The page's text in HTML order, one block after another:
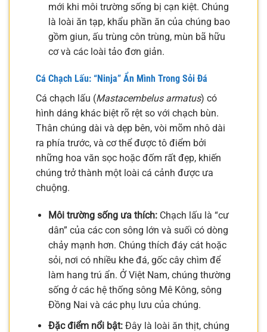
mới khi môi trường sống bị cạn kiệt. Chúng
là loài ăn tạp, khẩu phần ăn của chúng bao
gồm giun, ấu trùng côn trùng, mùn bã hữu
cơ và các loài tảo đơn giản.
Cá Chạch Lấu: “Ninja” Ẩn Mình Trong Sỏi Đá
Cá chạch lấu (Mastacembelus armatus) có
hình dáng khác biệt rõ rệt so với chạch bùn.
Thân chúng dài và dẹp bên, vòi mõm nhô dài
ra phía trước, và cơ thể được tô điểm bởi
những hoa văn sọc hoặc đốm rất đẹp, khiến
chúng trở thành một loài cá cảnh được ưa
chuộng.
Môi trường sống ưa thích:Chạch lấu là “cư
dân” của các con sông lớn và suối có dòng
chảy mạnh hơn. Chúng thích đáy cát hoặc
sỏi, nơi có nhiều khe đá, gốc cây chìm để
làm hang trú ẩn. Ở Việt Nam, chúng thường
sống ở các hệ thống sông Mê Kông, sông
Đồng Nai và các phụ lưu của chúng.
Đặc điểm nổi bật:Đây là loài ăn thịt, chúng